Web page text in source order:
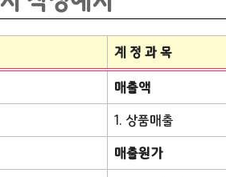
계 정 과 목
매출액
1. 상품매출
매출원가